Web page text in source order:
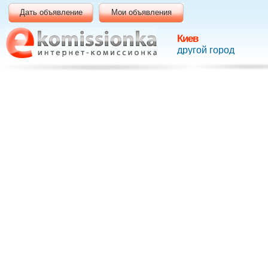
Киев
другой город
Дать объявление Мои объявления